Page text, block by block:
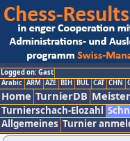
Logged on: Gast
Arabic ARM AZE BIH BUL CAT CHN
Home TurnierDB
Turnierschach-Elozahl
Allgemeines Turnier